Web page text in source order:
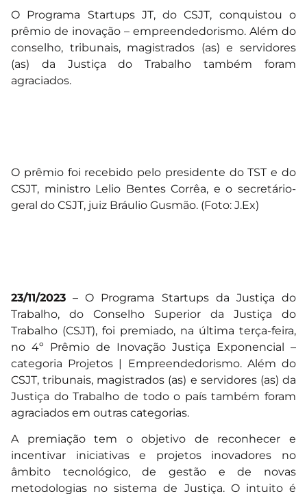
O Programa Startups JT, do CSJT, conquistou o
prêmio de inovação – empreendedorismo. Além do
conselho, tribunais, magistrados (as) e servidores
(as) da Justiça do Trabalho também foram
agraciados.
O prêmio foi recebido pelo presidente do TST e do
CSJT, ministro Lelio Bentes Corrêa, e o secretário-
geral do CSJT, juiz Bráulio Gusmão. (Foto: J.Ex)
23/11/2023 – O Programa Startups da Justiça do
Trabalho, do Conselho Superior da Justiça do
Trabalho (CSJT), foi premiado, na última terça-feira,
no 4º Prêmio de Inovação Justiça Exponencial –
categoria Projetos | Empreendedorismo. Além do
CSJT, tribunais, magistrados (as) e servidores (as) da
Justiça do Trabalho de todo o país também foram
agraciados em outras categorias.
A premiação tem o objetivo de reconhecer e
incentivar iniciativas e projetos inovadores no
âmbito tecnológico, de gestão e de novas
metodologias no sistema de Justiça. O intuito é